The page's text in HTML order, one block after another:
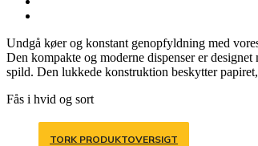
Undgå køer og konstant genopfyldning med
Den kompakte og moderne dispenser er
spild. Den lukkede konstruktion beskytter
Fås i hvid og sort
TORK PRODUKTOVERSIGT